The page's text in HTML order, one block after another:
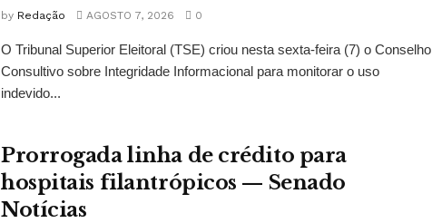
by Redação AGOSTO 7, 2026 0
O Tribunal Superior Eleitoral (TSE) criou nesta sexta-feira (7) o Conselho
Consultivo sobre Integridade Informacional para monitorar o uso
indevido...
Prorrogada linha de crédito para
hospitais filantrópicos — Senado
Notícias